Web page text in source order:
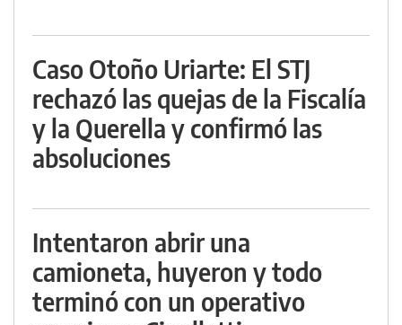
Caso Otoño Uriarte: El STJ
rechazó las quejas de la Fiscalía
y la Querella y confirmó las
absoluciones
Intentaron abrir una
camioneta, huyeron y todo
terminó con un operativo